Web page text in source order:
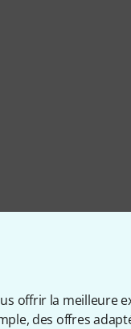
offrir la meilleure
des offres
496065